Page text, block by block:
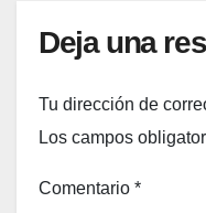
Deja una
Tu dirección de
Los campos
Comentario *